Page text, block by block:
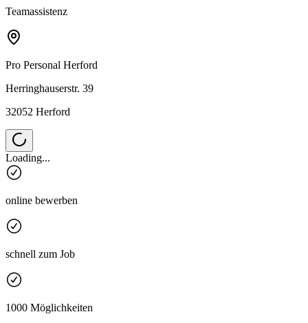
Teamassistenz
Pro Personal Herford
Herringhauserstr. 39
32052 Herford
Loading...
online bewerben
schnell zum Job
1000 Möglichkeiten